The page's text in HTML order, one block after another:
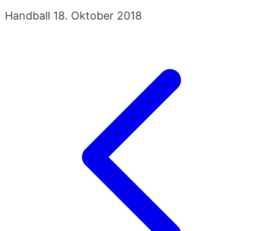
Handball 18. Oktober 2018